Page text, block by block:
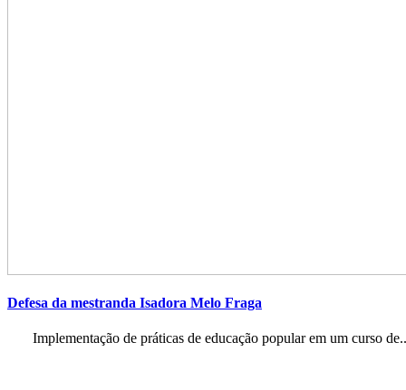
Defesa da mestranda Isadora Melo Fraga
Implementação de práticas de educação popular em um curso